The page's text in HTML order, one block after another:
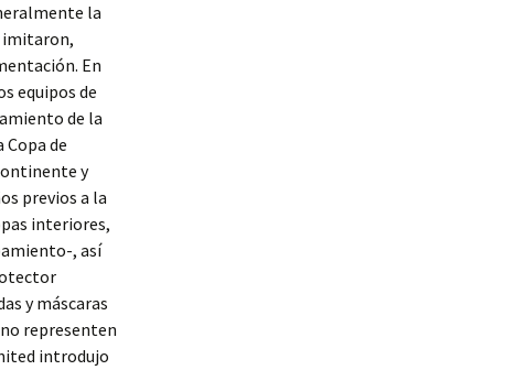
la
imitaron,
En
equipos de
de la
de
y
previos a la
interiores,
, así
y máscaras
representen
introdujo